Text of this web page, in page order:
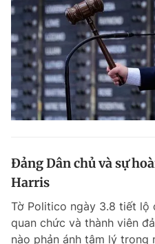
Đảng Dân chủ và sự
Harris
Tờ Politico ngày 3.8 tiết lộ
quan chức và thành viên
nào phản ánh tâm lý trong